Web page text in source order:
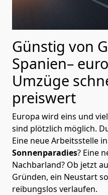
Günstig von
Spanien–
Umzüge
preiswert
Europa wird eins und
sind plötzlich möglich.
Eine neue Arbeitsstelle
Sonnenparadies? Eine
Nachbarland? Ob jetzt
Gründen, ein Neustart
reibungslos verlaufen.